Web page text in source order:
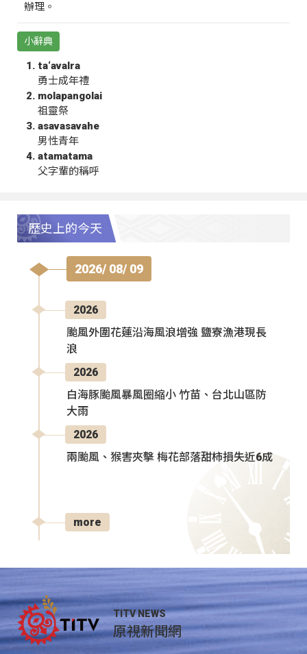
辦理。
小辭典
ta‘avalra
勇士成年禮
molapangolai
祖靈祭
asavasavahe
男性青年
atamatama
父字輩的稱呼
歷史上的今天
2026/ 08/ 09
2026
颱風外圍花蓮沿海風浪增強 鹽寮漁港現長
浪
2026
白海豚颱風暴風圈縮小 竹苗、台北山區防
大雨
2026
兩颱風、猴害夾擊 梅花部落甜柿損失近6成
more
TITV NEWS
原視新聞網